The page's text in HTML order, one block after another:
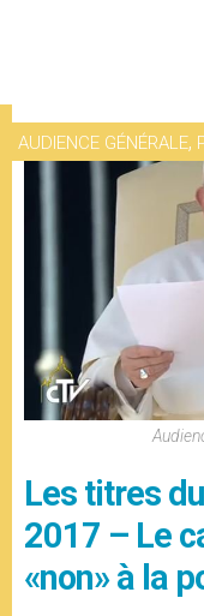
AUDIENCE GÉNÉRALE,
Les titres
2017 – Le
«non» à la